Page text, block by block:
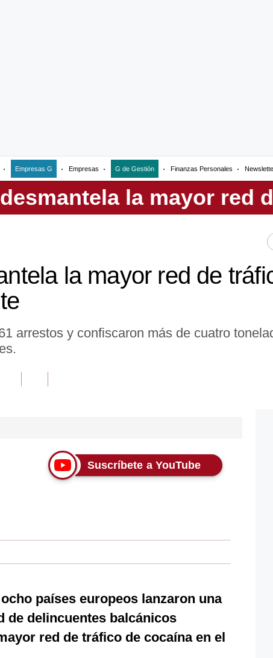
Empresas G Empresas G de Gestión Finanzas Personales
la mayor red de
arrestos y confiscaron más de cuatro
Suscríbete a YouTube
países europeos lanzaron una
de delincuentes balcánicos
red de tráfico de cocaína en el